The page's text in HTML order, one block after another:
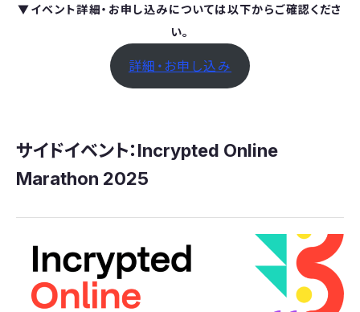
▼イベント詳細・お申し込みについては以下からご確認くださ
い。
詳細・お申し込み
サイドイベント：Incrypted Online
Marathon 2025